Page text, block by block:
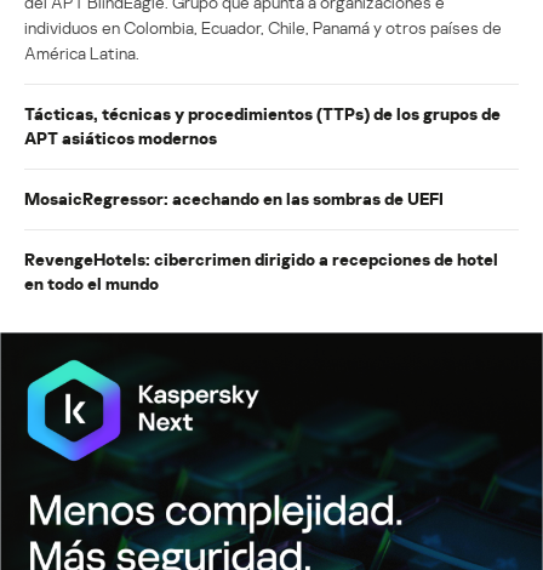
individuos en Colombia, Ecuador, Chile, Panamá y otros países de
América Latina.
Tácticas, técnicas y procedimientos (TTPs) de los grupos de
APT asiáticos modernos
MosaicRegressor: acechando en las sombras de UEFI
RevengeHotels: cibercrimen dirigido a recepciones de hotel
en todo el mundo